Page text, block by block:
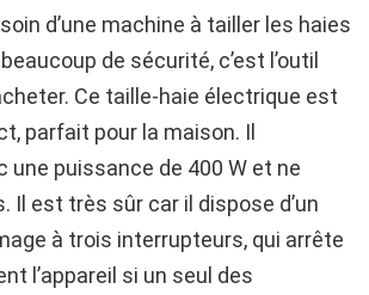
d’une machine à tailler les haies
de sécurité, c’est l’outil
Ce taille-haie électrique est
parfait pour la maison. Il
une puissance de 400 W et ne
Il est très sûr car il dispose d’un
à trois interrupteurs, qui arrête
l’appareil si un seul des